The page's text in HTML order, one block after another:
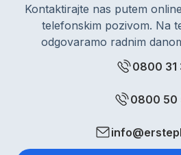
Kontaktirajte nas putem
telefonskim pozivom. Na
odgovaramo radnim
0800 31
0800 50